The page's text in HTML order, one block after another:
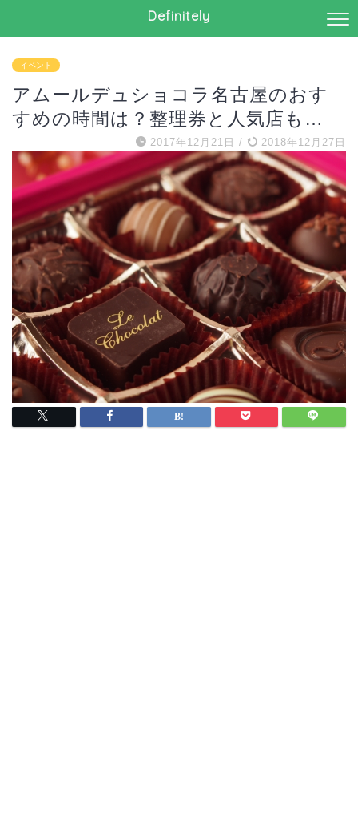
Definitely
イベント
アムールデュショコラ名古屋のおす
すめの時間は？整理券と人気店も…
2017年12月21日 / 2018年12月27日